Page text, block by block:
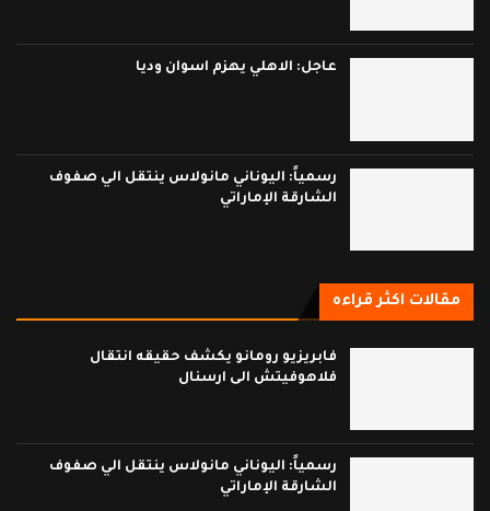
عاجل: الاهلي يهزم اسوان وديا
رسمياً: اليوناني مانولاس ينتقل الي صفوف
الشارقة الإماراتي
مقالات اكثر قراءه
فابريزيو رومانو يكشف حقيقه انتقال
فلاهوفيتش الى ارسنال
رسمياً: اليوناني مانولاس ينتقل الي صفوف
الشارقة الإماراتي